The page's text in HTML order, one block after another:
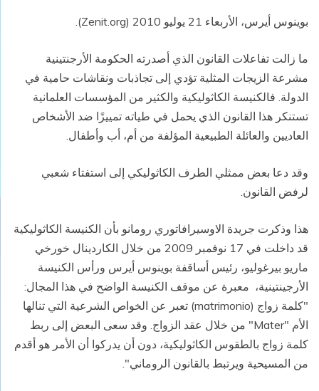
بوينوس أيرس، الأربعاء 21 يوليو 2010 ( Zenit.org
).
ما زالت تفاعلات القانون الذي أصدرته الحكومة الأرجنتينية
مشرعة الزيجات المثلية تؤدي إلى تجاذبات ونقاشات حامية في
الدولة. فالكنيسة الكاثوليكية والكثير من المؤسسات العلمانية
تستنكر هذا القانون الذي يحمل في طياته تمييزًا ضد الأشخاص
العاديين والعائلة الطبيعية المؤلفة من أم، أب وأطفال.
وقد دعا بعض ممثلي الطرف الكاثوليكي إلى استفتاء شعبي
لرفض القانون.
هذا وذكرت جريدة الاوسيرافاتوري رومانو بأن الكنيسة الكاثوليكية
قد داخلت في 17 نوفمبر 2009 من خلال الكاردينال خورخي
ماريو بيرغوليو، رئيس أساقفة بوينوس أيرس ورأس الكنيسة
الأرجينتينية، معبرة عن موقف الكنيسة الواضح في هذا المجال:
"كلمة زواج (matrimonio) تعبر عن الخواص الشرعية التي تنالها
الأم "Mater" من خلال عقد الزواج. وقد سعى البعض إلى ربط
كلمة زواج بالطقوس الكاثوليكية، دون أن يدركوا أن الأمر هو أقدم
من المسيحية ويرتبط بالقانون الروماني".